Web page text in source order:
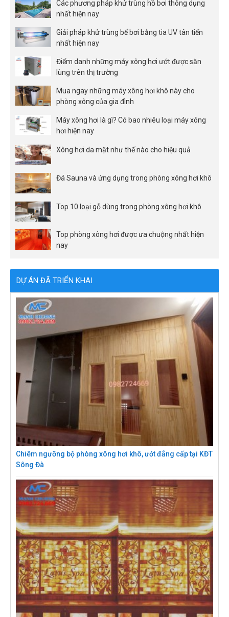
Các phương pháp khử trùng hồ bơi thông dụng
nhất hiện nay
Giải pháp khử trùng bể bơi bằng tia UV tân tiến
nhất hiện nay
Điểm danh những máy xông hơi ướt được săn
lùng trên thị trường
Mua ngay những máy xông hơi khô này cho
phòng xông của gia đình
Máy xông hơi là gì? Có bao nhiêu loại máy xông
hơi hiện nay
Xông hơi da mặt như thế nào cho hiệu quả
Đá Sauna và ứng dụng trong phòng xông hơi khô
Top 10 loại gỗ dùng trong phòng xông hơi khô
Top phòng xông hơi được ưa chuộng nhất hiện
nay
DỰ ÁN ĐÃ TRIỂN KHAI
Chiêm ngưỡng bộ phòng xông hơi khô, ướt đẳng cấp tại KĐT
Sông Đà